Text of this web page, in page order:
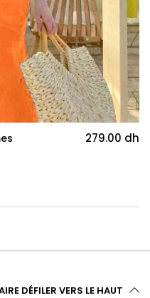
279.00 dh
DÉFILER VERS LE HAUT